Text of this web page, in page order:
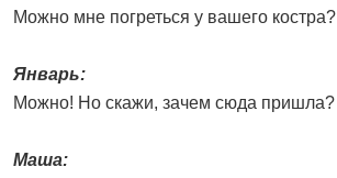
Можно мне погреться у вашего костра?
Январь:
Можно! Но скажи, зачем сюда пришла?
Маша: